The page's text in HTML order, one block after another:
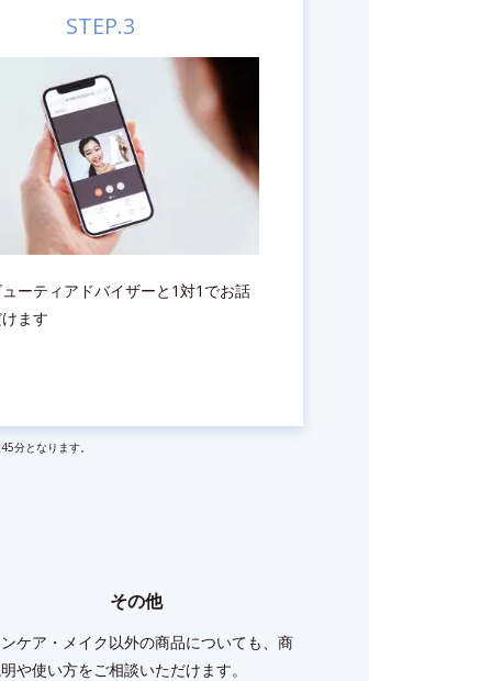
STEP.3
ーティアドバイザーと1対1でお話
ます
分となります。
その他
ケア・メイク以外の商品についても、商
や使い方をご相談いただけます。